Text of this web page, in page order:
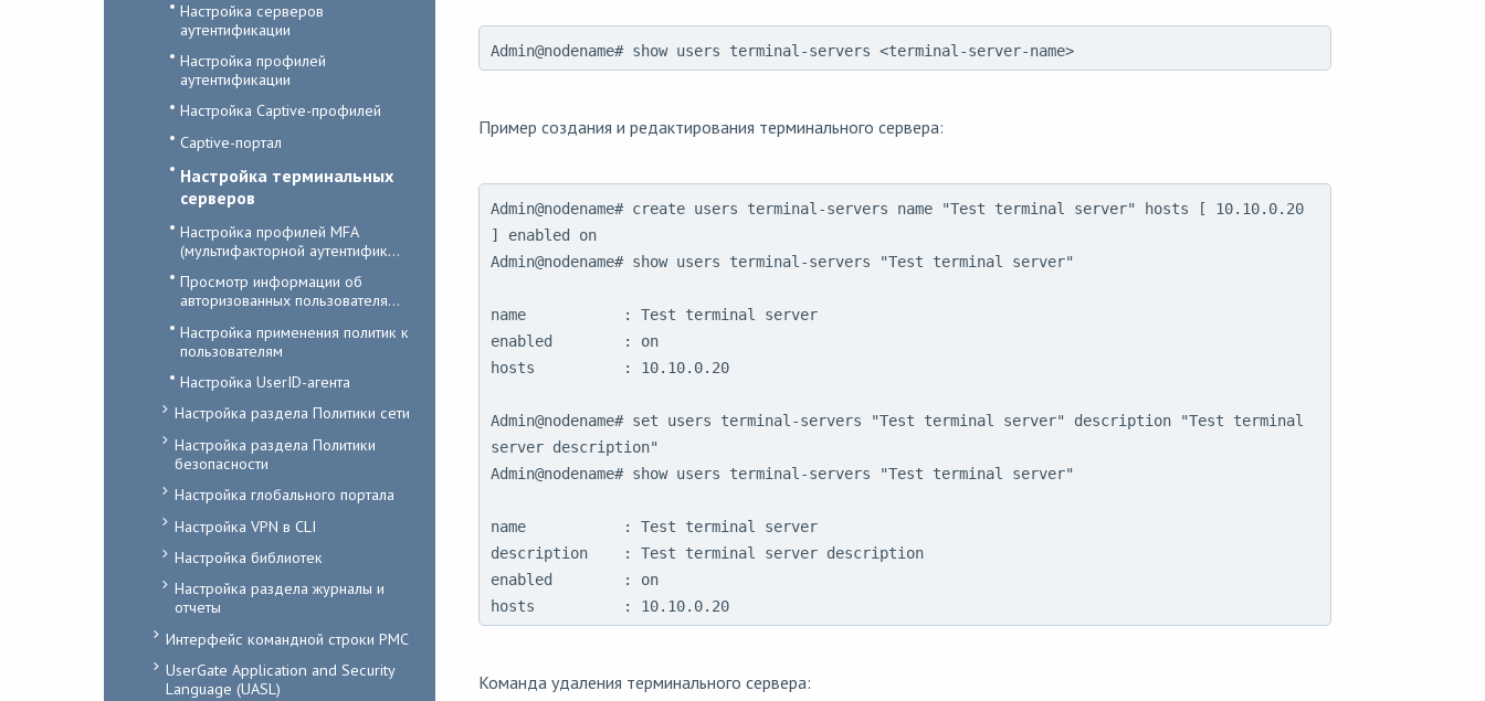
Настройка серверов
аутентификации
Настройка профилей
аутентификации
Настройка Captive-профилей
Captive-портал
Настройка терминальных
серверов
Настройка профилей MFA
(мультифакторной аутентифик...
Просмотр информации об
авторизованных пользователя...
Настройка применения политик к
пользователям
Настройка UserID-агента
Настройка раздела Политики сети
Настройка раздела Политики
безопасности
Настройка глобального портала
Настройка VPN в CLI
Настройка библиотек
Настройка раздела журналы и
отчеты
Интерфейс командной строки PMC
UserGate Application and Security
Language (UASL)
Admin@nodename# show users terminal-servers <terminal-server-name>
Пример создания и редактирования терминального сервера:
Admin@nodename# create users terminal-servers name "Test terminal server" hosts [ 10.10.0.20
] enabled on
Admin@nodename# show users terminal-servers "Test terminal server"
name           : Test terminal server
enabled        : on
hosts          : 10.10.0.20
Admin@nodename# set users terminal-servers "Test terminal server" description "Test terminal
server description"
Admin@nodename# show users terminal-servers "Test terminal server"
name           : Test terminal server
description    : Test terminal server description
enabled        : on
hosts          : 10.10.0.20
Команда удаления терминального сервера: